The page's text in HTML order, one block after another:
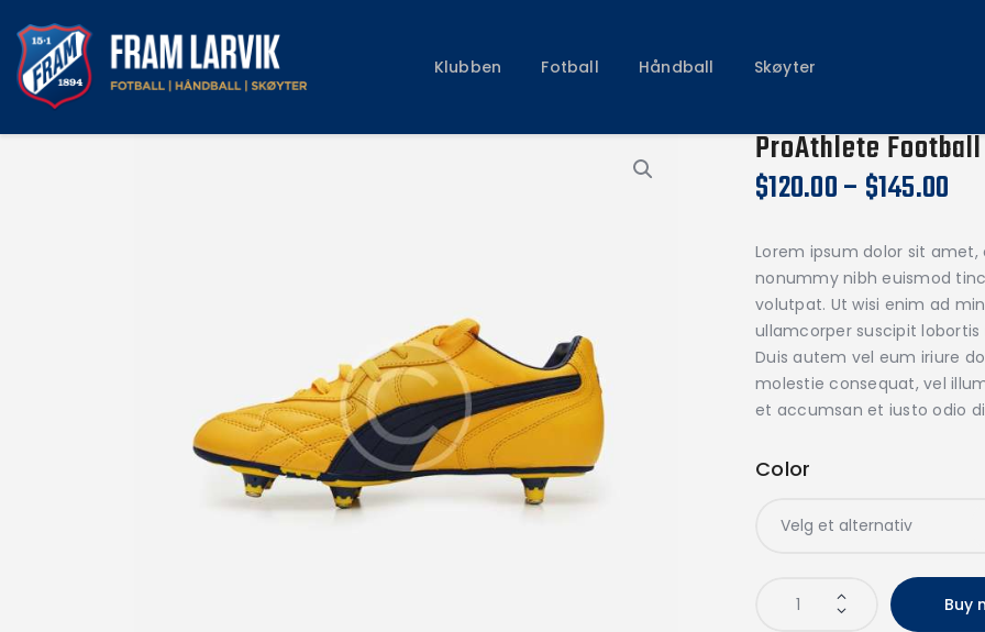
Klubben Fotball Håndball Skøyter
Fotball
Skøyter
ProAthlete
$120.00– $145.00
Lorem ipsum dolor sit
nonummy nibh euismod
volutpat. Ut wisi enim ad
ullamcorper suscipit
Duis autem vel eum iriure
molestie consequat, vel
et accumsan et iusto odio
Color
Buy